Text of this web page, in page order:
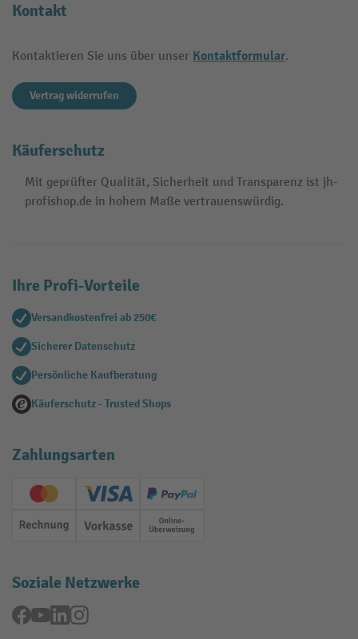
Kontakt
Kontaktieren Sie uns über unser Kontaktformular.
Vertrag widerrufen
Käuferschutz
Mit geprüfter Qualität, Sicherheit und Transparenz ist jh-
profishop.de in hohem Maße vertrauenswürdig.
Ihre Profi-Vorteile
Versandkostenfrei ab 250€
Sicherer Datenschutz
Persönliche Kaufberatung
Käuferschutz - Trusted Shops
Zahlungsarten
Creditcard (Master)Creditcard (Visa)
PayPal
Rechnung Vorkasse Online-Überweisung
Soziale Netzwerke
Facebook
YouTubeLinkedInInstagram